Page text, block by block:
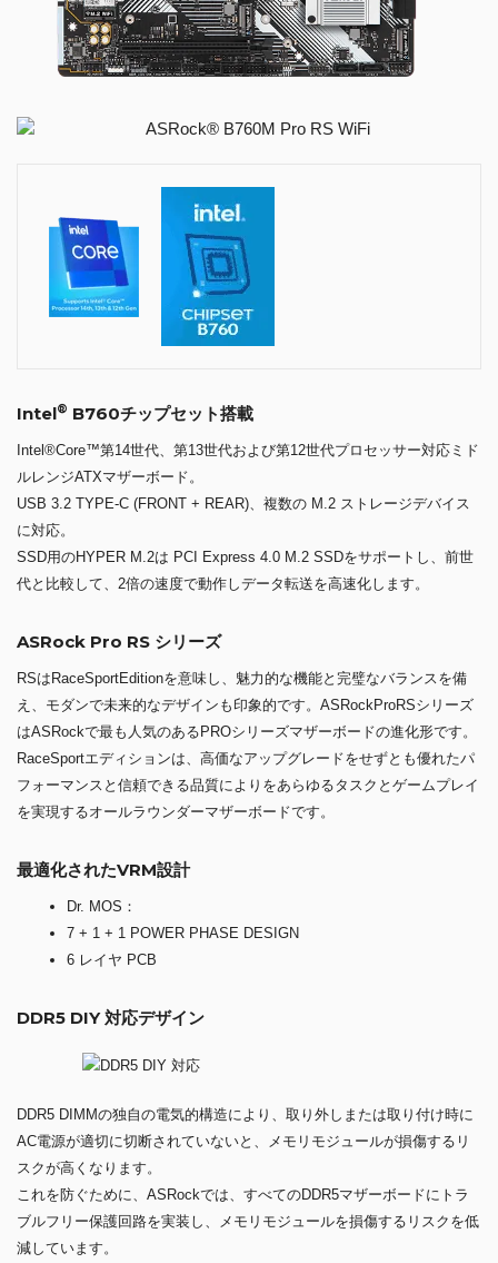
Intel® B760チップセット搭載
Intel®Core™第14世代、第13世代および第12世代プロセッサー対応ミド
ルレンジATXマザーボード。
USB 3.2 TYPE-C (FRONT + REAR)、複数の M.2 ストレージデバイス
に対応。
SSD用のHYPER M.2は PCI Express 4.0 M.2 SSDをサポートし、前世
代と比較して、2倍の速度で動作しデータ転送を高速化します。
ASRock Pro RS シリーズ
RSはRaceSportEditionを意味し、魅力的な機能と完璧なバランスを備
え、モダンで未来的なデザインも印象的です。ASRockProRSシリーズ
はASRockで最も人気のあるPROシリーズマザーボードの進化形です。
RaceSportエディションは、高価なアップグレードをせずとも優れたパ
フォーマンスと信頼できる品質によりをあらゆるタスクとゲームプレイ
を実現するオールラウンダーマザーボードです。
最適化されたVRM設計
Dr. MOS：
7 + 1 + 1 POWER PHASE DESIGN
6 レイヤ PCB
DDR5 DIY 対応デザイン
DDR5 DIMMの独自の電気的構造により、取り外しまたは取り付け時に
AC電源が適切に切断されていないと、メモリモジュールが損傷するリ
スクが高くなります。
これを防ぐために、ASRockでは、すべてのDDR5マザーボードにトラ
ブルフリー保護回路を実装し、メモリモジュールを損傷するリスクを低
減しています。